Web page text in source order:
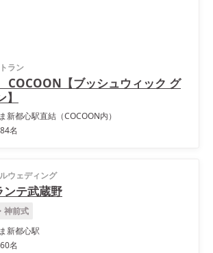
ラン
【ブッシュウィック グ
新都心駅直結（COCOON内）
84名
ウェディング
ンテ武蔵野
神前式
新都心駅
名